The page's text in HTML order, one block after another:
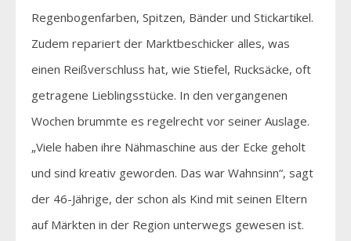
Regenbogenfarben, Spitzen, Bänder und Stickartikel.
Zudem repariert der Marktbeschicker alles, was
einen Reißverschluss hat, wie Stiefel, Rucksäcke, oft
getragene Lieblingsstücke. In den vergangenen
Wochen brummte es regelrecht vor seiner Auslage.
„Viele haben ihre Nähmaschine aus der Ecke geholt
und sind kreativ geworden. Das war Wahnsinn“, sagt
der 46-Jährige, der schon als Kind mit seinen Eltern
auf Märkten in der Region unterwegs gewesen ist.